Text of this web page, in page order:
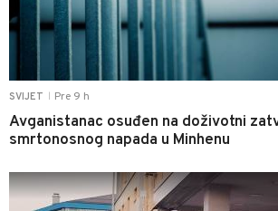
SVIJET Pre 9 h
Avganistanac osuđen na doživotni
smrtonosnog napada u Minhenu